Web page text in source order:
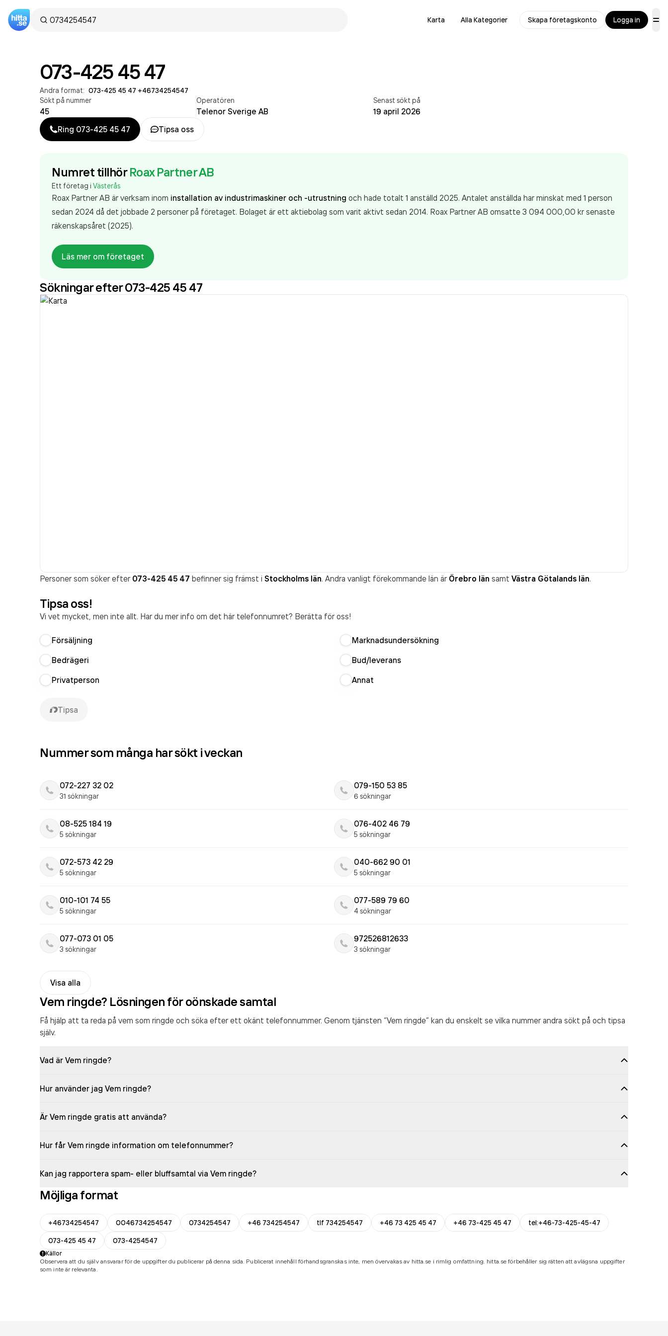
Karta Alla Kategorier Skapa företagskonto Logga in
073-425 45 47
Andra format: 073-425 45 47 +46734254547
Sökt på nummer
45
Operatören
Telenor Sverige AB
Senast sökt på
19 april 2026
Ring 073-425 45 47 Tipsa oss
Numret tillhör Roax Partner AB
Ett företag i Västerås
Roax Partner AB är verksam inom installation av industrimaskiner och -utrustning och hade totalt 1 anställd 2025. Antalet anställda har minskat med 1 person
sedan 2024 då det jobbade 2 personer på företaget. Bolaget är ett aktiebolag som varit aktivt sedan 2014. Roax Partner AB omsatte 3 094 000,00 krsenaste
räkenskapsåret (2025).
Läs mer om företaget
Sökningar efter 073-425 45 47
Personer som söker efter 073-425 45 47 befinner sig främst i Stockholms län. Andra vanligt förekommande län är Örebro län samt Västra Götalands län.
Tipsa oss!
Vi vet mycket, men inte allt. Har du mer info om det här telefonnumret? Berätta för oss!
Försäljning
Marknadsundersökning
Bedrägeri
Bud/leverans
Privatperson
Annat
Tipsa
Nummer som många har sökt i veckan
072-227 32 02
31 sökningar
079-150 53 85
6 sökningar
08-525 184 19
5 sökningar
076-402 46 79
5 sökningar
072-573 42 29
5 sökningar
040-662 90 01
5 sökningar
010-101 74 55
5 sökningar
077-589 79 60
4 sökningar
077-073 01 05
3 sökningar
972526812633
3 sökningar
Visa alla
Vem ringde? Lösningen för oönskade samtal
Få hjälp att ta reda på vem som ringde och söka efter ett okänt telefonnummer. Genom tjänsten “Vem ringde” kan du enskelt se vilka nummer andra sökt på och tipsa
själv.
Vad är Vem ringde?
Hur använder jag Vem ringde?
Är Vem ringde gratis att använda?
Hur får Vem ringde information om telefonnummer?
Kan jag rapportera spam- eller bluffsamtal via Vem ringde?
Möjliga format
+46734254547 0046734254547 0734254547 +46 734254547 tlf 734254547 +46 73 425 45 47 +46 73-425 45 47
tel:+46-73-425-45-47
073-425 45 47
073-4254547
Källor
Observera att du själv ansvarar för de uppgifter du publicerar på denna sida. Publicerat innehåll förhandsgranskas inte, men övervakas av hitta.se i rimlig omfattning. hitta.se förbehåller sig rätten att avlägsna uppgifter
som inte är relevanta.